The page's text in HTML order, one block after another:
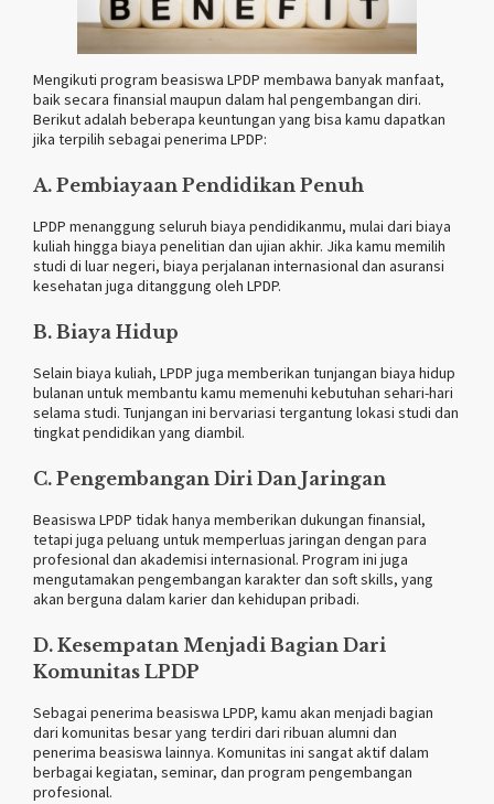
Mengikuti program beasiswa LPDP membawa banyak manfaat,
baik secara finansial maupun dalam hal pengembangan diri.
Berikut adalah beberapa keuntungan yang bisa kamu dapatkan
jika terpilih sebagai penerima LPDP:
A. Pembiayaan Pendidikan Penuh
LPDP menanggung seluruh biaya pendidikanmu, mulai dari biaya
kuliah hingga biaya penelitian dan ujian akhir. Jika kamu memilih
studi di luar negeri, biaya perjalanan internasional dan asuransi
kesehatan juga ditanggung oleh LPDP.
B. Biaya Hidup
Selain biaya kuliah, LPDP juga memberikan tunjangan biaya hidup
bulanan untuk membantu kamu memenuhi kebutuhan sehari-hari
selama studi. Tunjangan ini bervariasi tergantung lokasi studi dan
tingkat pendidikan yang diambil.
C. Pengembangan Diri Dan Jaringan
Beasiswa LPDP tidak hanya memberikan dukungan finansial,
tetapi juga peluang untuk memperluas jaringan dengan para
profesional dan akademisi internasional. Program ini juga
mengutamakan pengembangan karakter dan soft skills, yang
akan berguna dalam karier dan kehidupan pribadi.
D. Kesempatan Menjadi Bagian Dari
Komunitas LPDP
Sebagai penerima beasiswa LPDP, kamu akan menjadi bagian
dari komunitas besar yang terdiri dari ribuan alumni dan
penerima beasiswa lainnya. Komunitas ini sangat aktif dalam
berbagai kegiatan, seminar, dan program pengembangan
profesional.